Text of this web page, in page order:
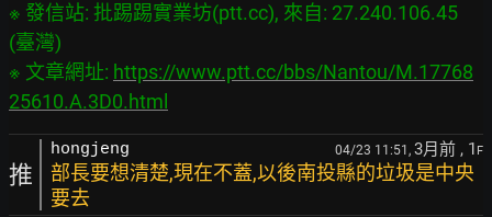
※ 發信站: 批踢踢實業坊(ptt.cc), 來自: 27.240.106.45
(臺灣)
※ 文章網址: https://www.ptt.cc/bbs/Nantou/M.17768
25610.A.3D0.html
推
hongjeng 04/23 11:51, 3月前 , 1 F
部長要想清楚,現在不蓋,以後南投縣的垃圾是中央
要去